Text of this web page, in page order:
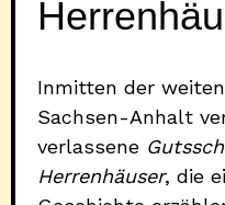
Inmitten der
Sachsen-Anhalt
verlassene
Herrenhäuser, die